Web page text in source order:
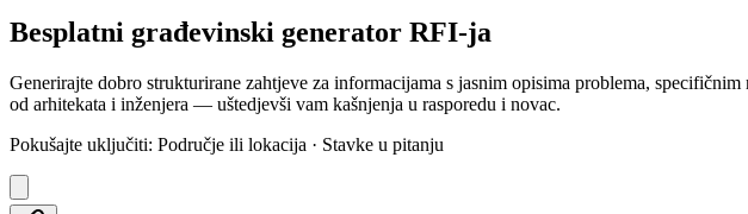
Besplatni građevinski generator RFI-ja
Generirajte dobro strukturirane zahtjeve za informacijama s jasnim opisima problema,
od arhitekata i inženjera — uštedjevši vam kašnjenja u rasporedu i novac.
Pokušajte uključiti: Područje ili lokacija · Stavke u pitanju